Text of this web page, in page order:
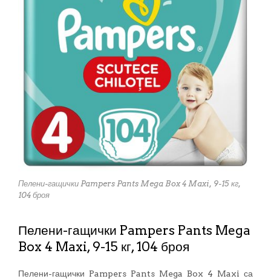
Пелени-гащички Pampers Pants Mega Box 4 Maxi, 9-15 кг,
104 броя
Пелени-гащички Pampers Pants Mega
Box 4 Maxi, 9-15 кг, 104 броя
Пелени-гащички Pampers Pants Mega Box 4 Maxi са